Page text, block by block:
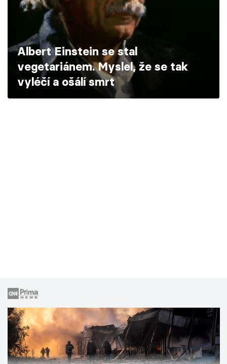
Škola vaření
Recepty z TV
Speciál: Cuketa
Těhotnej kuchař
Albert Einstein se stal
vegetariánem. Myslel, že se tak
vyléčí a ošálí smrt